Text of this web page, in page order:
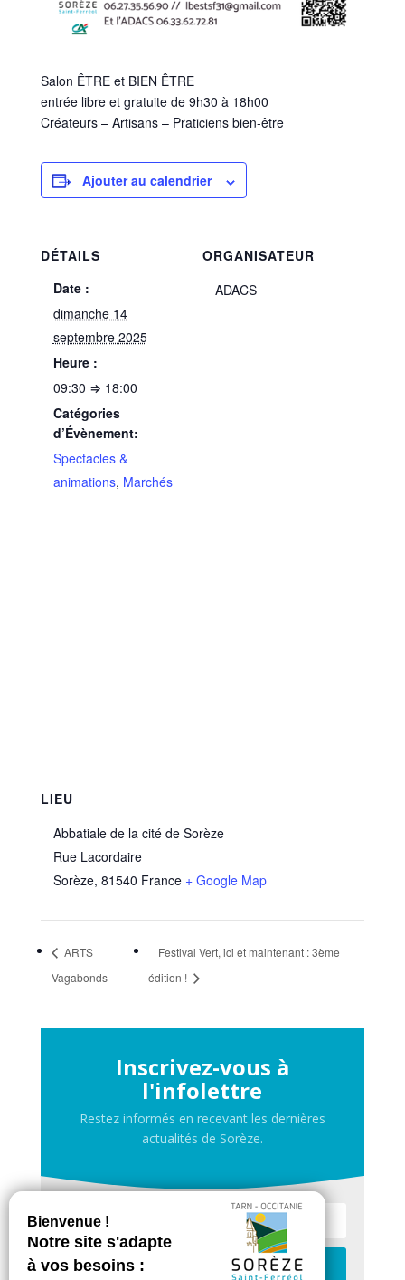
Salon ÊTRE et BIEN ÊTRE
entrée libre et gratuite de 9h30 à 18h00
Créateurs – Artisans – Praticiens bien-être
Ajouter au calendrier
DÉTAILS
Date :
dimanche 14
septembre 2025
Heure :
09:30 ⇒ 18:00
Catégories
d’Évènement:
Spectacles &
animations, Marchés
ORGANISATEUR
ADACS
LIEU
Abbatiale de la cité de Sorèze
Rue Lacordaire
Sorèze, 81540 France + Google Map
ARTS
Vagabonds
Festival Vert, ici et maintenant : 3ème
édition !
Inscrivez-vous à
l'infolettre
Restez informés en recevant les dernières
actualités de Sorèze.
Je m'inscris